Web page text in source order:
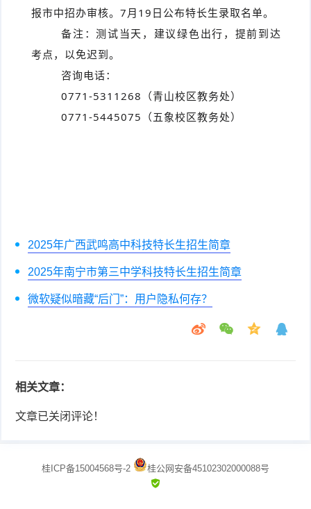
报市中招办审核。7月19日公布特长生录取名单。
备注：测试当天，建议绿色出行，提前到达
考点，以免迟到。
咨询电话：
0771-5311268（青山校区教务处）
0771-5445075（五象校区教务处）
2025年广西武鸣高中科技特长生招生简章
2025年南宁市第三中学科技特长生招生简章
微软疑似暗藏“后门”：用户隐私何存？
相关文章：
文章已关闭评论！
桂ICP备15004568号-2 桂公网安备45102302000088号